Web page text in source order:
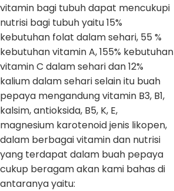
vitamin bagi tubuh dapat mencukupi
nutrisi bagi tubuh yaitu 15%
kebutuhan folat dalam sehari, 55 %
kebutuhan vitamin A, 155% kebutuhan
vitamin C dalam sehari dan 12%
kalium dalam sehari selain itu buah
pepaya mengandung vitamin B3, B1,
kalsim, antioksida, B5, K, E,
magnesium karotenoid jenis likopen,
dalam berbagai vitamin dan nutrisi
yang terdapat dalam buah pepaya
cukup beragam akan kami bahas di
antaranya yaitu: